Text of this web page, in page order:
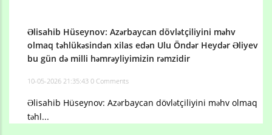
Əlisahib Hüseynov: Azərbaycan dövlətçiliyini məhv
olmaq təhlükəsindən xilas edən Ulu Öndər Heydər Əliyev
bu gün də milli həmrəyliyimizin rəmzidir
10-05-2026 21:35:43 0 Comments
Əlisahib Hüseynov: Azərbaycan dövlətçiliyini məhv olmaq
təhl...